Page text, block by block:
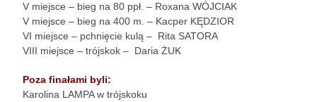
V miejsce – bieg na 80 ppł. – Roxana WÓJCIAK
V miejsce – bieg na 400 m. – Kacper KĘDZIOR
VI miejsce – pchnięcie kulą – Rita SATORA
VIII miejsce – trójskok – Daria ŻUK
Poza finałami byli:
Karolina LAMPA w trójskoku